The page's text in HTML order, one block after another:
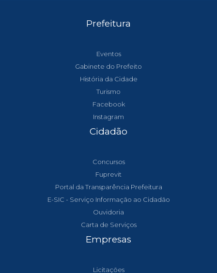
Prefeitura
Eventos
Gabinete do Prefeito
História da Cidade
Turismo
Facebook
Instagram
Cidadão
Concursos
Fuprevit
Portal da Transparência Prefeitura
E-SIC - Serviço Informação ao Cidadão
Ouvidoria
Carta de Serviços
Empresas
Licitações